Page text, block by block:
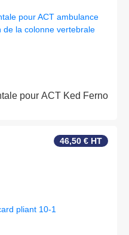
pour ACT Ked Ferno
46,50 € HT